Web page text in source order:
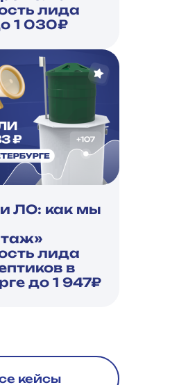
лида
1 030₽
ЛО: как мы
лида
в
до 1 947₽
кейсы